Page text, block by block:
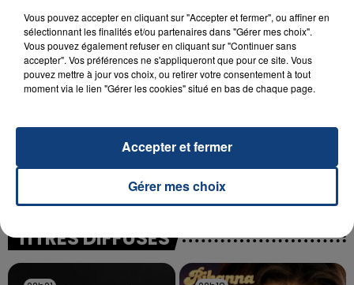
d'un liquide inflammable.
UNE ADOLESCENTE DEVANT SE FAIRE
OPÉRER DE LA CHEVILLE RESSORT DE LA...
La famille a porté plainte contre la clinique qui a
reconnu sa responsabilité et présenté ses
TITRES DIFFUSÉS
Vous pouvez accepter en cliquant sur "Accepter et fermer", ou affiner en
sélectionnant les finalités et/ou partenaires dans "Gérer mes choix".
Vous pouvez également refuser en cliquant sur "Continuer sans
accepter". Vos préférences ne s'appliqueront que pour ce site. Vous
pouvez mettre à jour vos choix, ou retirer votre consentement à tout
moment via le lien "Gérer les cookies" situé en bas de chaque page.
Gérer mes choix
Accepter et fermer